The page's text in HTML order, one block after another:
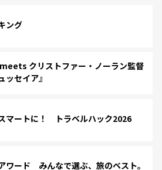
ング
クリストファー・ノーラン監督
ッセイア』
マートに！ トラベルハック2026
ワード みんなで選ぶ、旅のベスト。